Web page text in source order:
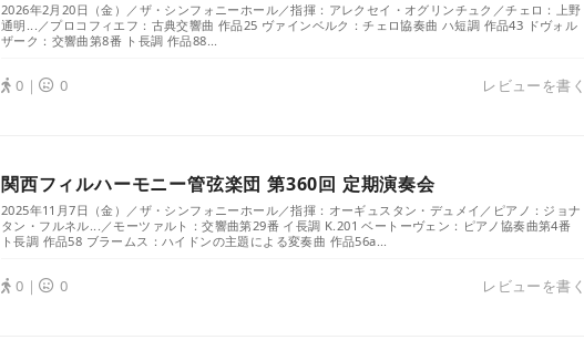
2026年2月20日（金）／ザ・シンフォニーホール／指揮：アレクセイ・オグリンチュク／チェロ：上野
通明...／プロコフィエフ：古典交響曲 作品25 ヴァインベルク：チェロ協奏曲 ハ短調 作品43 ドヴォル
ザーク：交響曲第8番 ト長調 作品88...
0｜ 0 レビューを書く
関西フィルハーモニー管弦楽団 第360回 定期演奏会
2025年11月7日（金）／ザ・シンフォニーホール／指揮：オーギュスタン・デュメイ／ピアノ：ジョナ
タン・フルネル...／モーツァルト：交響曲第29番 イ長調 K.201 ベートーヴェン：ピアノ協奏曲第4番
ト長調 作品58 ブラームス：ハイドンの主題による変奏曲 作品56a...
0｜ 0 レビューを書く